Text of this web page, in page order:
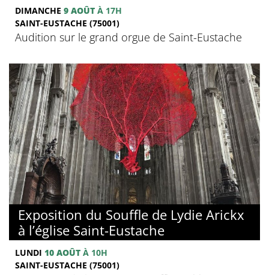
DIMANCHE 9 AOÛT À 17H
SAINT-EUSTACHE (75001)
Audition sur le grand orgue de Saint-Eustache
Exposition du Souffle de Lydie Arickx
à l’église Saint-Eustache
LUNDI 10 AOÛT À 10H
SAINT-EUSTACHE (75001)